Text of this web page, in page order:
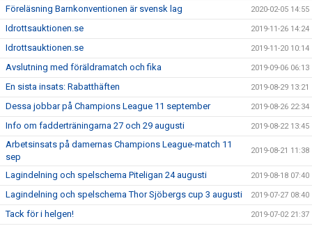
Föreläsning Barnkonventionen är svensk lag 2020-02-05 14:55
Idrottsauktionen.se 2019-11-26 14:24
Idrottsauktionen.se 2019-11-20 10:14
Avslutning med föräldramatch och fika 2019-09-06 06:13
En sista insats: Rabatthäften 2019-08-29 13:21
Dessa jobbar på Champions League 11 september 2019-08-26 22:34
Info om fadderträningarna 27 och 29 augusti 2019-08-22 13:45
Arbetsinsats på damernas Champions League-match 11
sep
2019-08-21 11:38
Lagindelning och spelschema Piteligan 24 augusti 2019-08-18 07:40
Lagindelning och spelschema Thor Sjöbergs cup 3 augusti 2019-07-27 08:40
Tack för i helgen! 2019-07-02 21:37